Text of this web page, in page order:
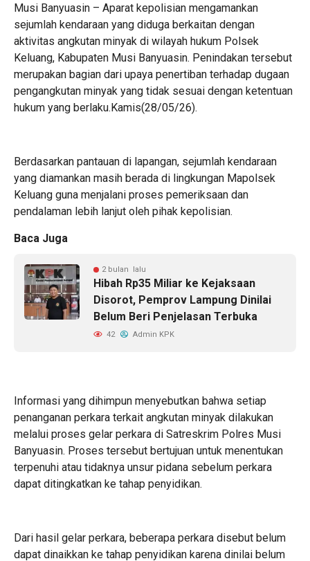
Musi Banyuasin – Aparat kepolisian mengamankan
sejumlah kendaraan yang diduga berkaitan dengan
aktivitas angkutan minyak di wilayah hukum Polsek
Keluang, Kabupaten Musi Banyuasin. Penindakan tersebut
merupakan bagian dari upaya penertiban terhadap dugaan
pengangkutan minyak yang tidak sesuai dengan ketentuan
hukum yang berlaku.Kamis(28/05/26).
Berdasarkan pantauan di lapangan, sejumlah kendaraan
yang diamankan masih berada di lingkungan Mapolsek
Keluang guna menjalani proses pemeriksaan dan
pendalaman lebih lanjut oleh pihak kepolisian.
Baca Juga
2 bulan lalu
Hibah Rp35 Miliar ke Kejaksaan
Disorot, Pemprov Lampung Dinilai
Belum Beri Penjelasan Terbuka
42 Admin KPK
Informasi yang dihimpun menyebutkan bahwa setiap
penanganan perkara terkait angkutan minyak dilakukan
melalui proses gelar perkara di Satreskrim Polres Musi
Banyuasin. Proses tersebut bertujuan untuk menentukan
terpenuhi atau tidaknya unsur pidana sebelum perkara
dapat ditingkatkan ke tahap penyidikan.
Dari hasil gelar perkara, beberapa perkara disebut belum
dapat dinaikkan ke tahap penyidikan karena dinilai belum